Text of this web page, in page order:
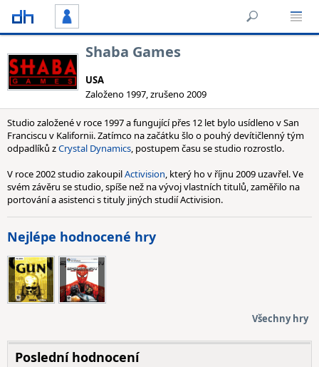
Shaba Games
USA
Založeno 1997, zrušeno 2009
Studio založené v roce 1997 a fungující přes 12 let bylo usídleno v San
Franciscu v Kalifornii. Zatímco na začátku šlo o pouhý devítičlenný tým
odpadlíků zCrystal Dynamics, postupem času se studio rozrostlo.
V roce 2002 studio zakoupilActivision, který ho v říjnu 2009 uzavřel. Ve
svém závěru se studio, spíše než na vývoj vlastních titulů, zaměřilo na
portování a asistenci s tituly jiných studií Activision.
Nejlépe hodnocené hry
Všechny hry
Poslední hodnocení